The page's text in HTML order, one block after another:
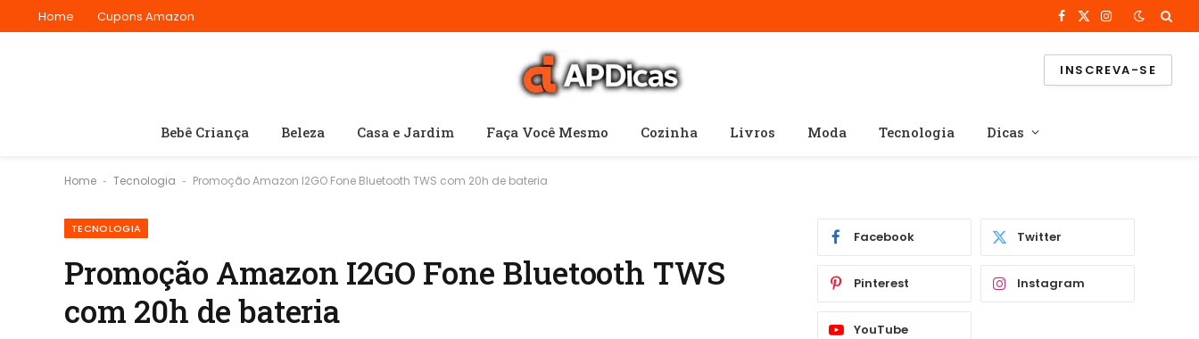
Home Cupons Amazon Facebook
X
Instagram
INSCREVA-SE
Bebê Criança Beleza Casa e Jardim Faça Você Mesmo Cozinha Livros Moda Tecnologia Dicas
Home - Tecnologia - Promoção Amazon I2GO Fone Bluetooth TWS com 20h de bateria
TECNOLOGIA
Promoção Amazon I2GO Fone Bluetooth TWS
com 20h de bateria
Facebook Twitter
Pinterest Instagram
YouTube